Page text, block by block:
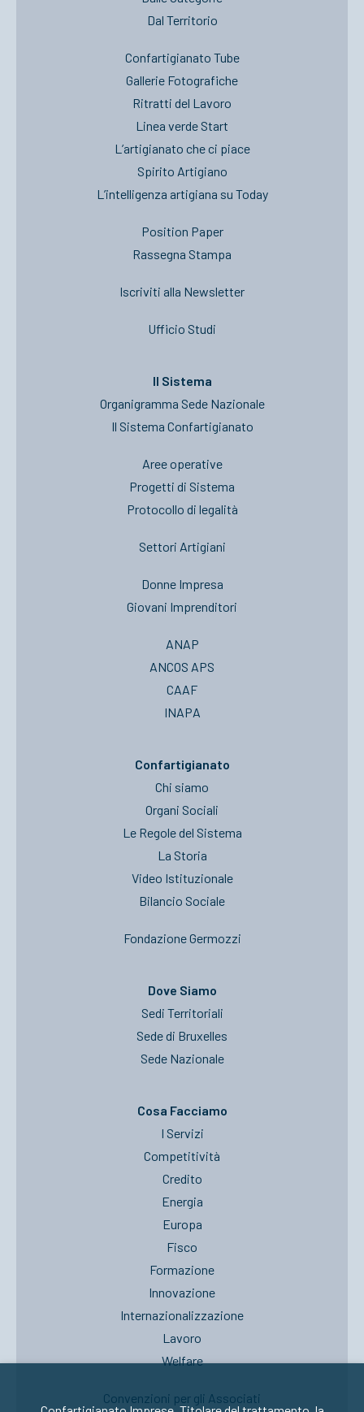
Dal Territorio
Confartigianato Tube
Gallerie Fotografiche
Ritratti del Lavoro
Linea verde Start
L’artigianato che ci piace
Spirito Artigiano
L’intelligenza artigiana su Today
Position Paper
Rassegna Stampa
Iscriviti alla Newsletter
Ufficio Studi
Il Sistema
Organigramma Sede Nazionale
Il Sistema Confartigianato
Aree operative
Progetti di Sistema
Protocollo di legalità
Settori Artigiani
Donne Impresa
Giovani Imprenditori
ANAP
ANCOS APS
CAAF
INAPA
Confartigianato
Chi siamo
Organi Sociali
Le Regole del Sistema
La Storia
Video Istituzionale
Bilancio Sociale
Fondazione Germozzi
Dove Siamo
Sedi Territoriali
Sede di Bruxelles
Sede Nazionale
Cosa Facciamo
I Servizi
Competitività
Credito
Energia
Europa
Fisco
Formazione
Innovazione
Internazionalizzazione
Lavoro
Welfare
Convenzioni per gli Associati